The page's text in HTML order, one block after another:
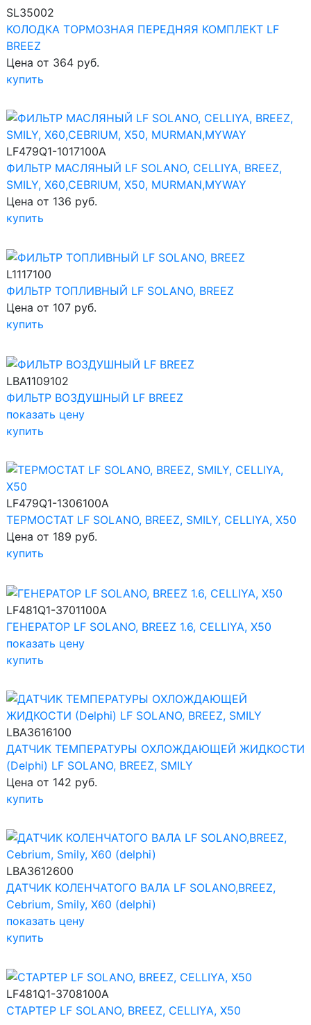
SL35002
КОЛОДКА ТОРМОЗНАЯ ПЕРЕДНЯЯ КОМПЛЕКТ LF
BREEZ
Цена от 364 руб.
купить
LF479Q1-1017100A
ФИЛЬТР МАСЛЯНЫЙ LF SOLANO, CELLIYA, BREEZ,
SMILY, X60,CEBRIUM, X50, MURMAN,MYWAY
Цена от 136 руб.
купить
L1117100
ФИЛЬТР ТОПЛИВНЫЙ LF SOLANO, BREEZ
Цена от 107 руб.
купить
LBA1109102
ФИЛЬТР ВОЗДУШНЫЙ LF BREEZ
показать цену
купить
LF479Q1-1306100A
ТЕРМОСТАТ LF SOLANO, BREEZ, SMILY, CELLIYA, X50
Цена от 189 руб.
купить
LF481Q1-3701100A
ГЕНЕРАТОР LF SOLANO, BREEZ 1.6, CELLIYA, X50
показать цену
купить
LBA3616100
ДАТЧИК ТЕМПЕРАТУРЫ ОХЛОЖДАЮЩЕЙ ЖИДКОСТИ
(Delphi) LF SOLANO, BREEZ, SMILY
Цена от 142 руб.
купить
LBA3612600
ДАТЧИК КОЛЕНЧАТОГО ВАЛА LF SOLANO,BREEZ,
Cebrium, Smily, X60 (delphi)
показать цену
купить
LF481Q1-3708100A
СТАРТЕР LF SOLANO, BREEZ, CELLIYA, X50